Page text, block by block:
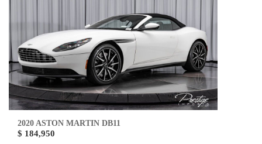
2020 ASTON MARTIN DB11
$ 184,950